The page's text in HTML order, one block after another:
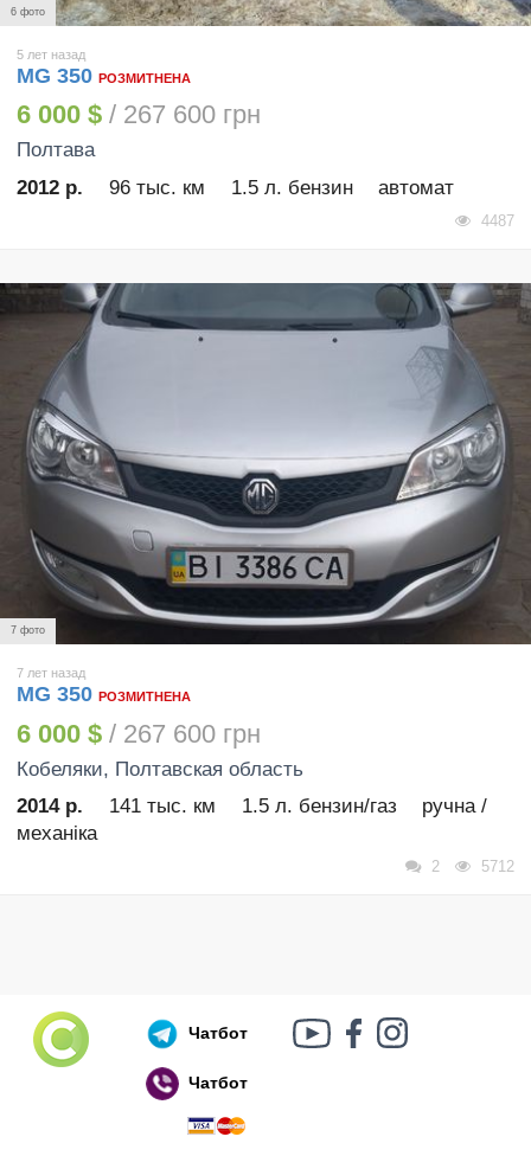
Російський воєнний корабель, іди нах..й!
🇷🇺 🚢 🖕 PS: Таки пішов 🎉
6 фото
5 лет назад
MG 350 РОЗМИТНЕНА
6 000 $ / 267 600 грн
Полтава
2012 р.
96 тыс. км 1.5 л. бензин автомат
4487
7 фото
7 лет назад
MG 350 РОЗМИТНЕНА
6 000 $ / 267 600 грн
Кобеляки, Полтавская область
2014 р.
141 тыс. км 1.5 л. бензин/газ
ручна /
механіка
2 5712
Чатбот
Чатбот